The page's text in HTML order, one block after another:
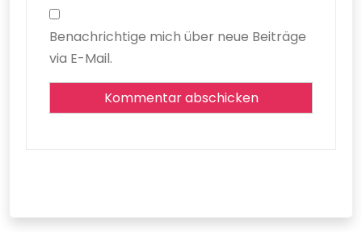
Benachrichtige mich über neue Beiträge
via E-Mail.